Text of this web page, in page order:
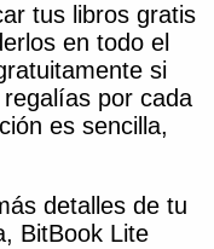
tus libros gratis
en todo el
si
por cada
es sencilla,
detalles de tu
BitBook Lite